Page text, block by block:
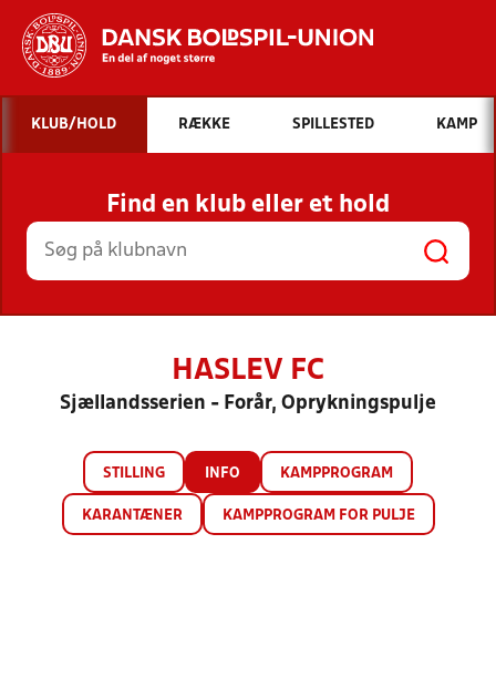
Hvad vil du søge efter?
INDHOLD OG NYHEDER
STILLINGER, RESULTATER, KLUBBER OG
HOLD
KLUB/HOLD RÆKKE SPILLESTED KAMP
Find en klub eller et hold
HASLEV FC
Sjællandsserien - Forår, Oprykningspulje
STILLING INFO KAMPPROGRAM
KARANTÆNER KAMPPROGRAM FOR PULJE